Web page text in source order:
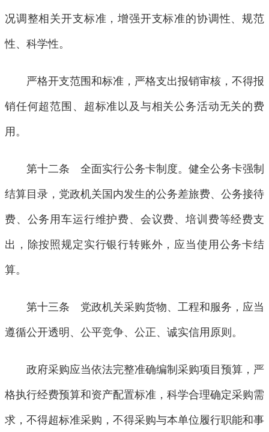
况调整相关开支标准，增强开支标准的协调性、规范
性、科学性。
严格开支范围和标准，严格支出报销审核，不得报
销任何超范围、超标准以及与相关公务活动无关的费
用。
第十二条 全面实行公务卡制度。健全公务卡强制
结算目录，党政机关国内发生的公务差旅费、公务接待
费、公务用车运行维护费、会议费、培训费等经费支
出，除按照规定实行银行转账外，应当使用公务卡结
算。
第十三条 党政机关采购货物、工程和服务，应当
遵循公开透明、公平竞争、公正、诚实信用原则。
政府采购应当依法完整准确编制采购项目预算，严
格执行经费预算和资产配置标准，科学合理确定采购需
求，不得超标准采购，不得采购与本单位履行职能和事